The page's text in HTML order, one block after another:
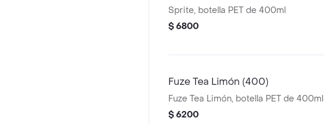
Sprite, botella PET de 400ml
$ 6800
Fuze Tea Limón (400)
Fuze Tea Limón, botella PET de 400ml
$ 6200